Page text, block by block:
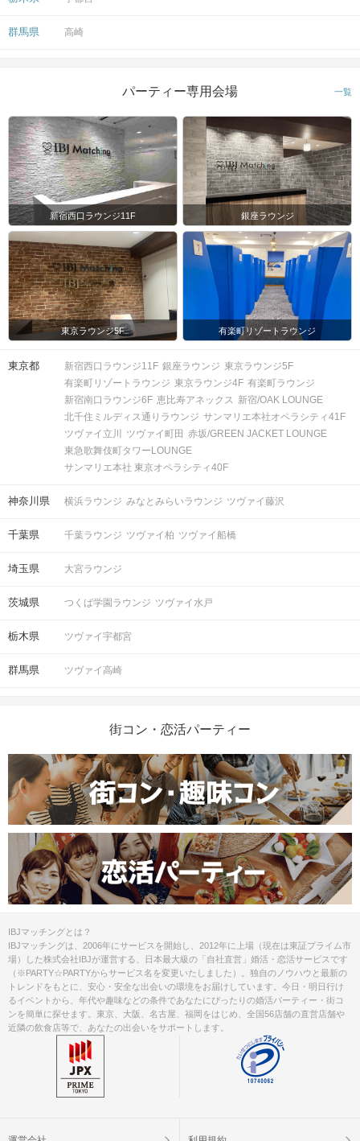
群馬県 高崎
パーティー専用会場 一覧
新宿西口ラウンジ11F 銀座ラウンジ
東京ラウンジ5F 有楽町リゾートラウンジ
東京都 新宿西口ラウンジ11F 銀座ラウンジ 東京ラウンジ5F
有楽町リゾートラウンジ 東京ラウンジ4F 有楽町ラウンジ
新宿南口ラウンジ6F 恵比寿アネックス 新宿/OAK LOUNGE
北千住ミルディス通りラウンジ サンマリエ本社オペラシティ41F
ツヴァイ立川
ツヴァイ町田 赤坂/GREEN JACKET LOUNGE
東急歌舞伎町タワーLOUNGE
サンマリエ本社 東京オペラシティ40F
神奈川県 横浜ラウンジ みなとみらいラウンジ ツヴァイ藤沢
千葉県 千葉ラウンジ ツヴァイ柏 ツヴァイ船橋
埼玉県 大宮ラウンジ
茨城県 つくば学園ラウンジ ツヴァイ水戸
栃木県 ツヴァイ宇都宮
群馬県 ツヴァイ高崎
街コン・恋活パーティー
IBJマッチングとは？
IBJマッチングは、2006年にサービスを開始し、2012年に上場（現在は東証プライム市
場）した株式会社IBJが運営する、日本最大級の「自社直営」婚活・恋活サービスです
（※PARTY☆PARTYからサービス名を変更いたしました）。独自のノウハウと最新の
トレンドをもとに、安心・安全な出会いの環境をお届けしています。今日・明日行け
るイベントから、年代や趣味などの条件であなたにぴったりの婚活パーティー・街コ
ンを簡単に探せます。東京、大阪、名古屋、福岡をはじめ、全国56店舗の直営店舗や
近隣の飲食店等で、あなたの出会いをサポートします。